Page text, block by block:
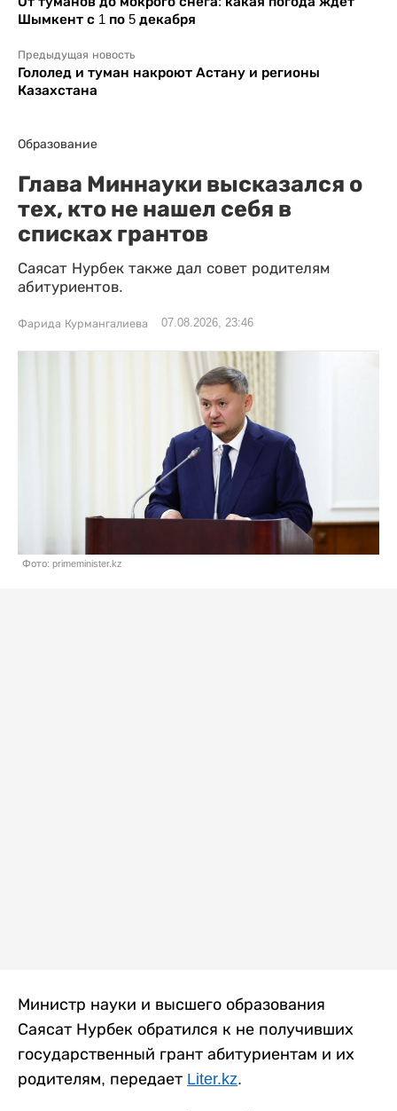
Шымкент с 1 по 5 декабря
Предыдущая новость
Гололед и туман накроют Астану и регионы
Казахстана
Образование
Глава Миннауки высказался о
тех, кто не нашел себя в
списках грантов
Саясат Нурбек также дал совет родителям
абитуриентов.
Фарида Курмангалиева 07.08.2026, 23:46
Фото: primeminister.kz
Министр науки и высшего образования
Саясат Нурбек обратился к не получивших
государственный грант абитуриентам и их
родителям, передает Liter.kz.